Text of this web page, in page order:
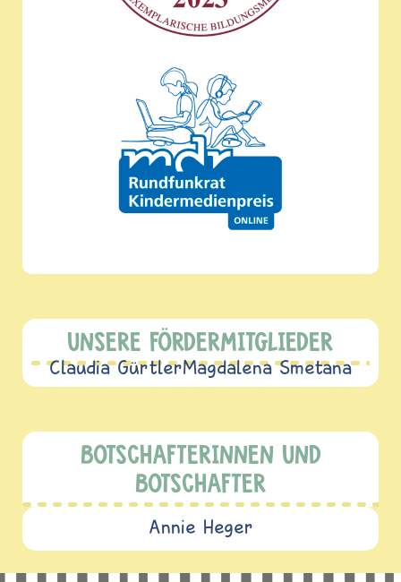
UNSERE FÖRDERMITGLIEDER
Claudia GürtlerMagdalena Smetana
BOTSCHAFTERINNEN UND
BOTSCHAFTER
Annie Heger